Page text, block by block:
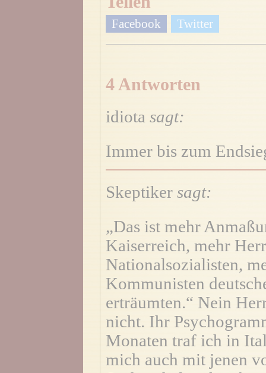
Facebook Twitter
4 Antworten
idiota sagt:
Immer bis zum
Skeptiker sagt:
„Das ist mehr
Kaiserreich, mehr
Nationalsozialisten,
Kommunisten
erträumten.“ Nein
nicht. Ihr
Monaten traf ich in
mich auch mit jenen